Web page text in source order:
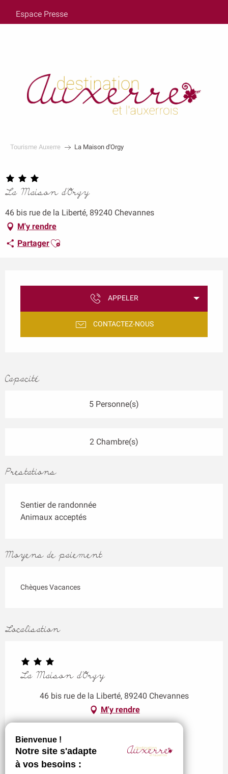
contenu
principal
Espace Presse
Tourisme Auxerre La Maison d'Orgy
La Maison d'Orgy
46 bis rue de la Liberté, 89240 Chevannes
M'y rendre
PartagerAjouter aux favoris
APPELER
CONTACTEZ-NOUS
Capacité
5 Personne(s)
2 Chambre(s)
Prestations
Sentier de randonnée
Animaux acceptés
Moyens de paiement
Chèques Vacances
Localisation
La Maison d'Orgy
46 bis rue de la Liberté, 89240 Chevannes
M'y rendre